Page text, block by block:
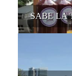
SABE LA